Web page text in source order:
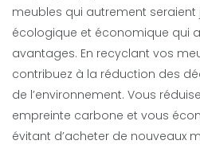
meubles qui autrement seraient
écologique et économique qui
avantages. En recyclant vos
contribuez à la réduction des
de l’environnement. Vous
empreinte carbone et vous
évitant d’acheter de nouveaux